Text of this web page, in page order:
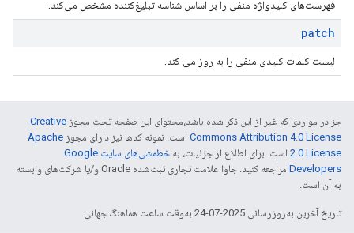
فهرست‌های کلیدواژه منفی را بر اساس شناسه تبلیغ‌کننده مشخص می‌کند.
patch
لیست کلمات کلیدی منفی را به روز می کند.
جز در مواردی که غیر از این ذکر شده باشد،‌محتوای این صفحه تحت مجوز Creative
Commons Attribution 4.0 License است. نمونه کدها نیز دارای مجوز Apache
2.0 License است. برای اطلاع از جزئیات، به
خطمشی‌های سایت Google
Developers‏
مراجعه کنید. جاوا علامت تجاری ثبت‌شده Oracle و/یا شرکت‌های وابسته
به آن است.
تاریخ آخرین به‌روزرسانی 2025-07-24 به‌وقت ساعت هماهنگ جهانی.